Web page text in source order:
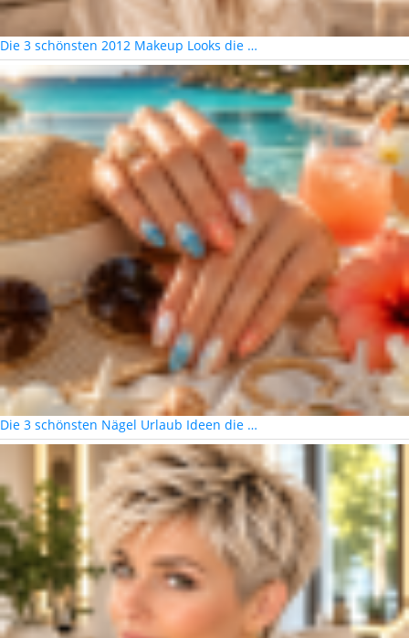
Die 3 schönsten 2012 Makeup Looks die …
Die 3 schönsten Nägel Urlaub Ideen die …